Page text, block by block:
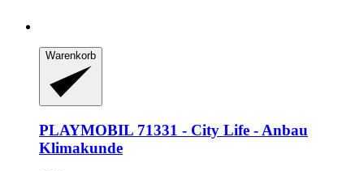
Warenkorb
PLAYMOBIL 71331 -​ City Life -​ Anbau
Klimakunde